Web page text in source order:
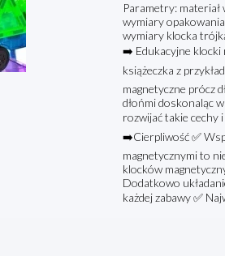
Parametry: materiał
wymiary
wymiary klocka
➡️ Edukacyjne klocki
książeczka z
magnetyczne prócz
dłońmi doskonaląc
rozwijać takie
➡️Cierpliwość ✅
magnetycznymi to
klocków
Dodatkowo
każdej zabawy ✅